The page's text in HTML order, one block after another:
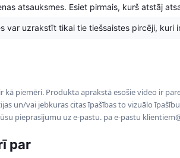
atsauksmes. Esiet pirmais, kurš atstāj
var uzrakstīt tikai tie tiešsaistes pircēji, kuri
piemēri. Produkta aprakstā esošie video ir
un/vai jebkuras citas īpašības to vizuālo
pieprasījumu uz e-pastu. pa e-pastu
par